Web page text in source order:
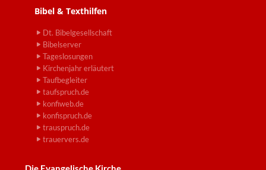
Bibel & Texthilfen
Dt. Bibelgesellschaft
Bibelserver
Tageslosungen
Kirchenjahr erläutert
Taufbegleiter
taufspruch.de
konfiweb.de
konfispruch.de
trauspruch.de
trauervers.de